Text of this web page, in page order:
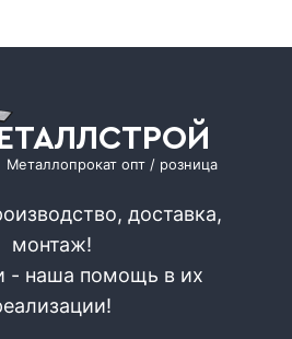
ЕТАЛЛСТРОЙ
Металлопрокат опт / розница
доставка,
монтаж!
- наша помощь в их